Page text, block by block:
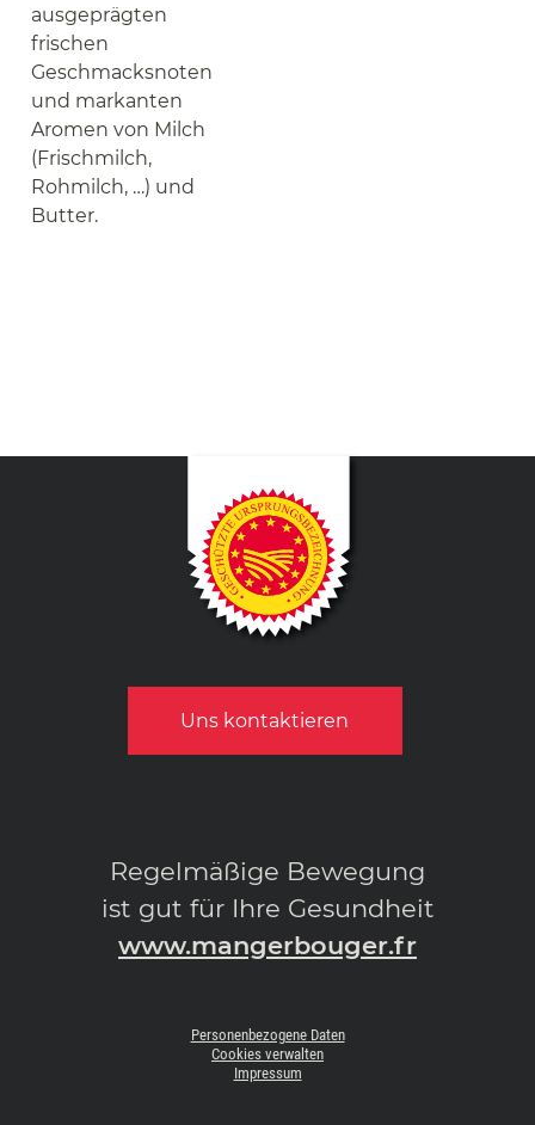
ausgeprägten
frischen
Geschmacksnoten
und markanten
Aromen von Milch
(Frischmilch,
Rohmilch, …) und
Butter.
Uns kontaktieren
Regelmäßige Bewegung
ist gut für Ihre Gesundheit
www.mangerbouger.fr
Personenbezogene Daten
Cookies verwalten
Impressum